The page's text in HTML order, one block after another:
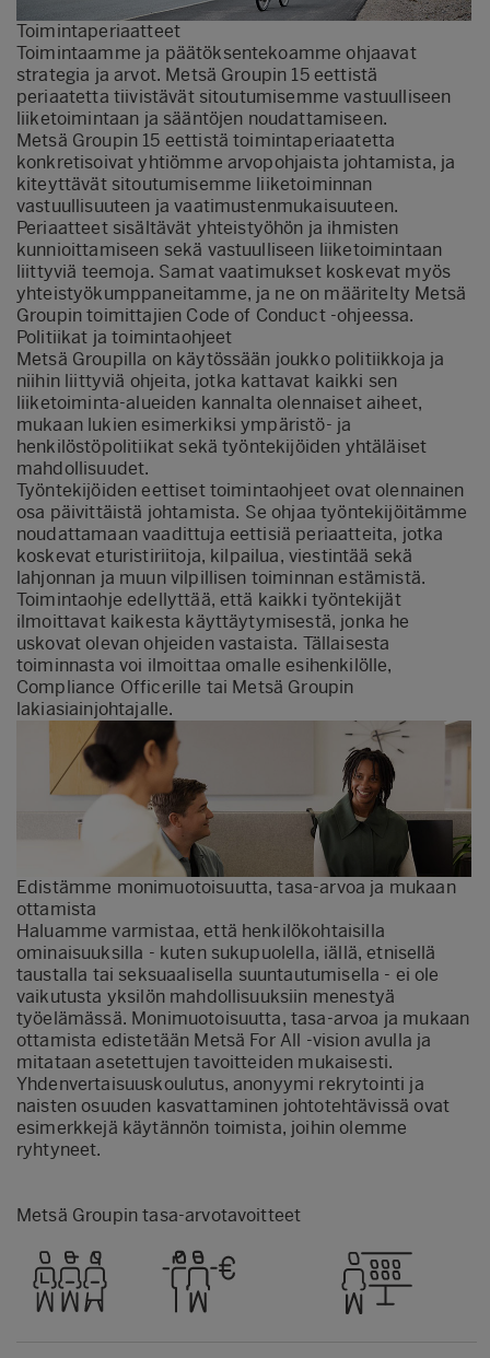
Toimintaperiaatteet
Toimintaamme ja päätöksentekoamme ohjaavat
strategia ja arvot. Metsä Groupin 15 eettistä
periaatetta tiivistävät sitoutumisemme vastuulliseen
liiketoimintaan ja sääntöjen noudattamiseen.
Metsä Groupin 15 eettistä toimintaperiaatetta
konkretisoivat yhtiömme arvopohjaista johtamista, ja
kiteyttävät sitoutumisemme liiketoiminnan
vastuullisuuteen ja vaatimustenmukaisuuteen.
Periaatteet sisältävät yhteistyöhön ja ihmisten
kunnioittamiseen sekä vastuulliseen liiketoimintaan
liittyviä teemoja. Samat vaatimukset koskevat myös
yhteistyökumppaneitamme, ja ne on määritelty Metsä
Groupin toimittajien Code of Conduct -ohjeessa.
Politiikat ja toimintaohjeet
Metsä Groupilla on käytössään joukko politiikkoja ja
niihin liittyviä ohjeita, jotka kattavat kaikki sen
liiketoiminta-alueiden kannalta olennaiset aiheet,
mukaan lukien esimerkiksi ympäristö- ja
henkilöstöpolitiikat sekä työntekijöiden yhtäläiset
mahdollisuudet.
Työntekijöiden eettiset toimintaohjeet ovat olennainen
osa päivittäistä johtamista. Se ohjaa työntekijöitämme
noudattamaan vaadittuja eettisiä periaatteita, jotka
koskevat eturistiriitoja, kilpailua, viestintää sekä
lahjonnan ja muun vilpillisen toiminnan estämistä.
Toimintaohje edellyttää, että kaikki työntekijät
ilmoittavat kaikesta käyttäytymisestä, jonka he
uskovat olevan ohjeiden vastaista. Tällaisesta
toiminnasta voi ilmoittaa omalle esihenkilölle,
Compliance Officerille tai Metsä Groupin
lakiasiainjohtajalle.
Edistämme monimuotoisuutta, tasa-arvoa ja mukaan
ottamista
Haluamme varmistaa, että henkilökohtaisilla
ominaisuuksilla - kuten sukupuolella, iällä, etnisellä
taustalla tai seksuaalisella suuntautumisella - ei ole
vaikutusta yksilön mahdollisuuksiin menestyä
työelämässä. Monimuotoisuutta, tasa-arvoa ja mukaan
ottamista edistetään Metsä For All -vision avulla ja
mitataan asetettujen tavoitteiden mukaisesti.
Yhdenvertaisuuskoulutus, anonyymi rekrytointi ja
naisten osuuden kasvattaminen johtotehtävissä ovat
esimerkkejä käytännön toimista, joihin olemme
ryhtyneet.
Metsä Groupin tasa-arvotavoitteet